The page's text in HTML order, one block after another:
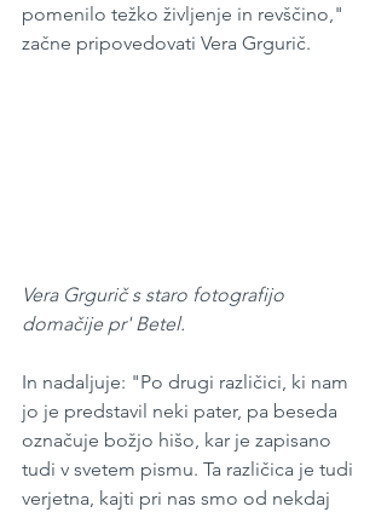
pomenilo težko življenje in revščino,"
začne pripovedovati Vera Grgurič.
Vera Grgurič s staro fotografijo
domačije pr' Betel.
In nadaljuje: "Po drugi različici, ki nam
jo je predstavil neki pater, pa beseda
označuje božjo hišo, kar je zapisano
tudi v svetem pismu. Ta različica je tudi
verjetna, kajti pri nas smo od nekdaj